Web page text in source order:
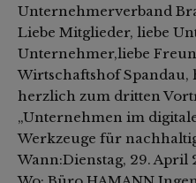
Unternehmerverband
Liebe Mitglieder, liebe
Unternehmer,liebe
Wirtschaftshof
herzlich zum dritten
„Unternehmen im
Werkzeuge für
Wann:Dienstag, 29.